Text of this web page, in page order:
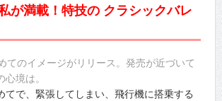
が満載！特技の クラシックバレ
てのイメージがリリース。発売が近づいて
境は。
てで、緊張してしまい、飛行機に搭乗する